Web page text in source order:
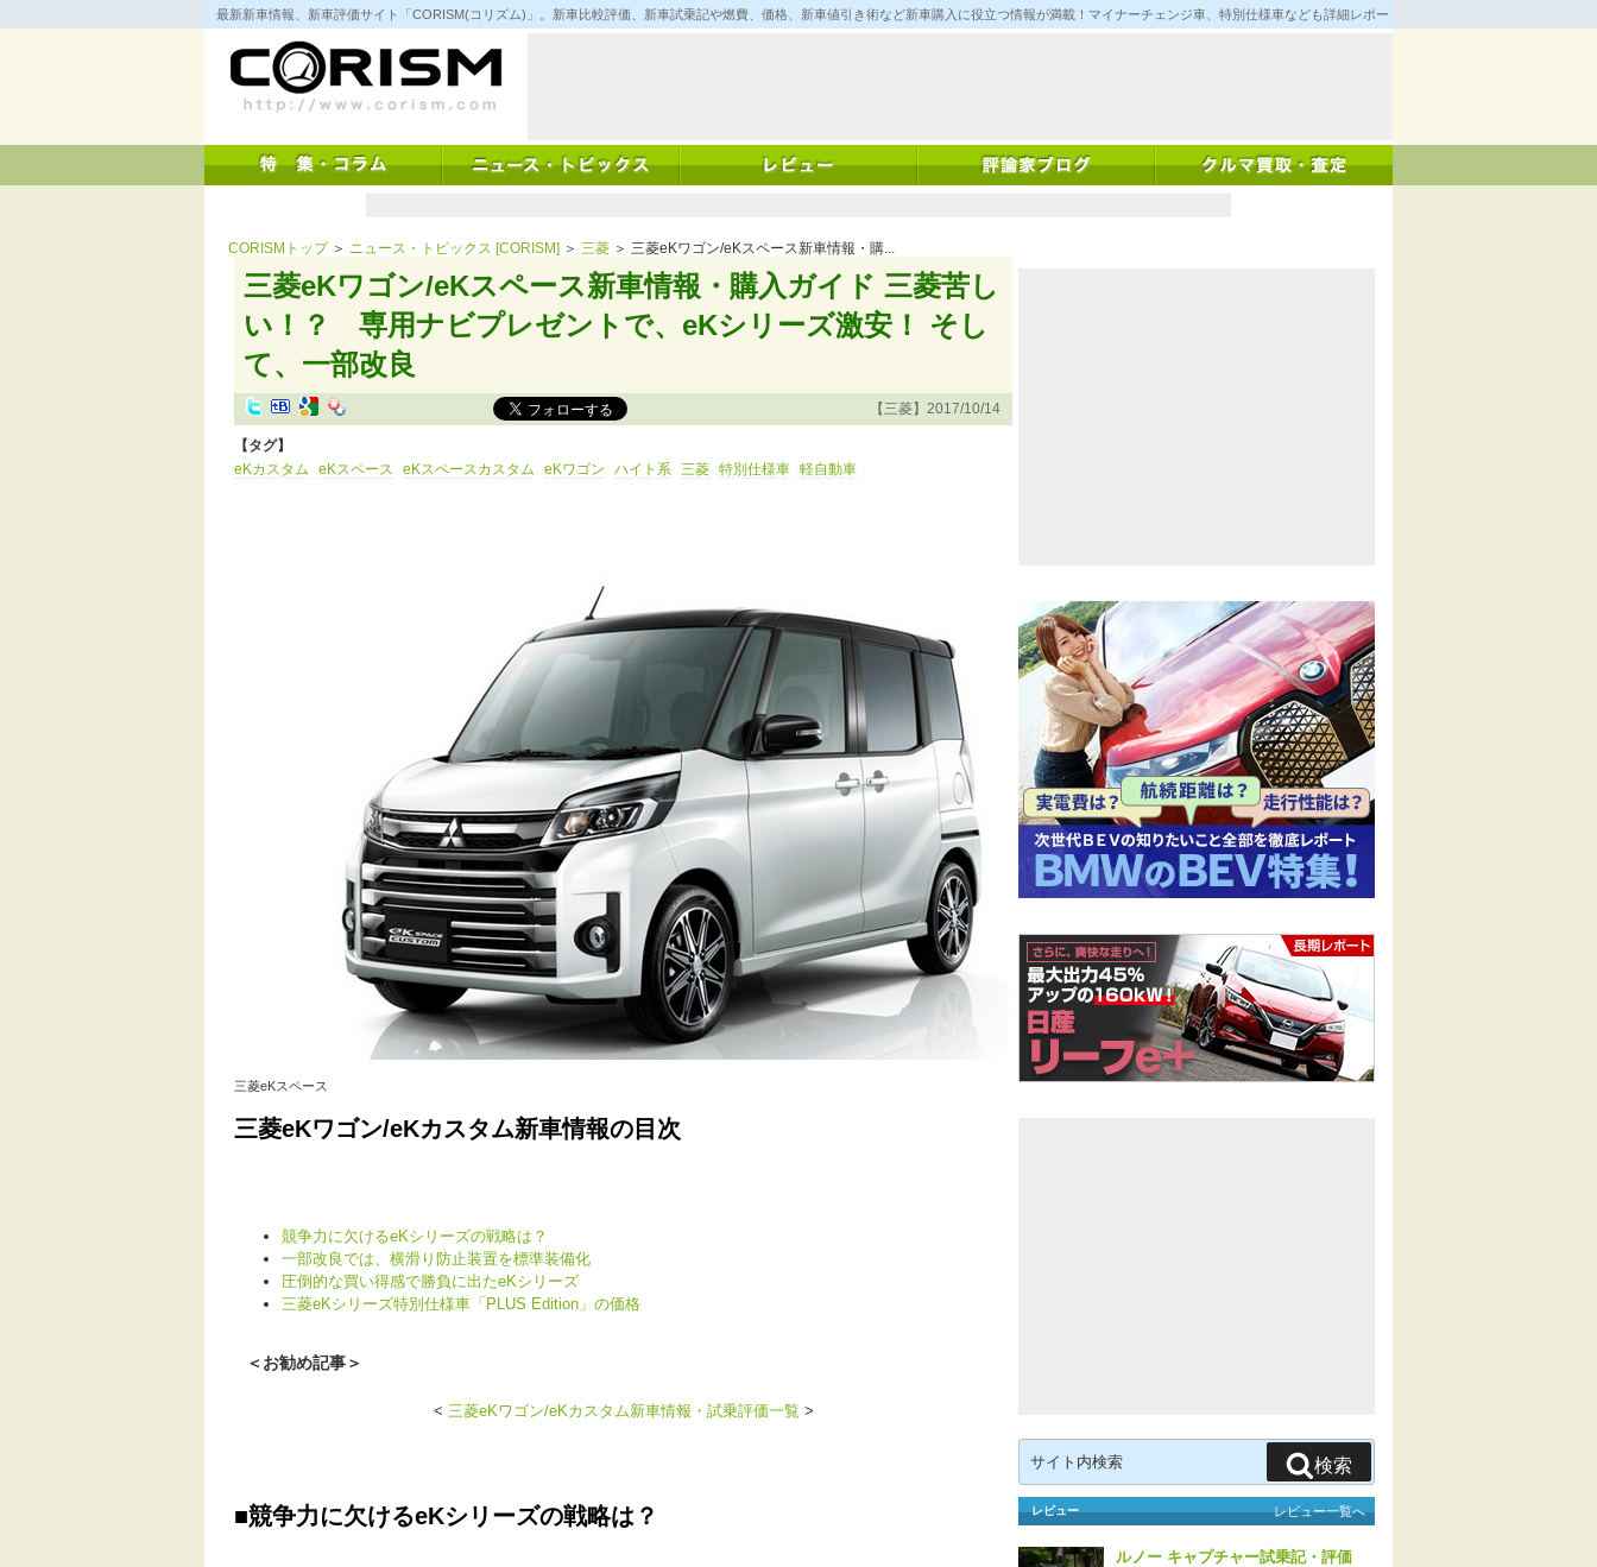
コ
ン
キ
ッ
最新新車情報、新車評価サイト「CORISM(コリズム)」。新車比較評価、新車試乗記や燃費、価格、新車値引き術など新車購入に役立つ情報が満載！マイナーチェンジ車、特別仕様車なども詳細レポート！
CORISMトップ＞ ニュース・トピックス [CORISM] ＞ 三菱 ＞ 三菱eKワゴン/eKスペース新車情報・購...
三菱eKワゴン/eKスペース新車情報・購入ガイド 三菱苦し
い！？ 専用ナビプレゼントで、eKシリーズ激安！ そし
て、一部改良
【三菱】2017/10/14
【タグ】
eKカスタム
eKスペース eKスペースカスタム eKワゴン ハイト系 三菱 特別仕様車 軽自動車
三菱eKスペース
三菱eKワゴン/eKカスタム新車情報の目次
競争力に欠けるeKシリーズの戦略は？
一部改良では、横滑り防止装置を標準装備化
圧倒的な買い得感で勝負に出たeKシリーズ
三菱eKシリーズ特別仕様車「PLUS Edition」の価格
＜お勧め記事＞
< 三菱eKワゴン/eKカスタム新車情報・試乗評価一覧 >
■競争力に欠けるeKシリーズの戦略は？
索:
検索
レビュー レビュー一覧へ
ルノー キャプチャー試乗記・評価